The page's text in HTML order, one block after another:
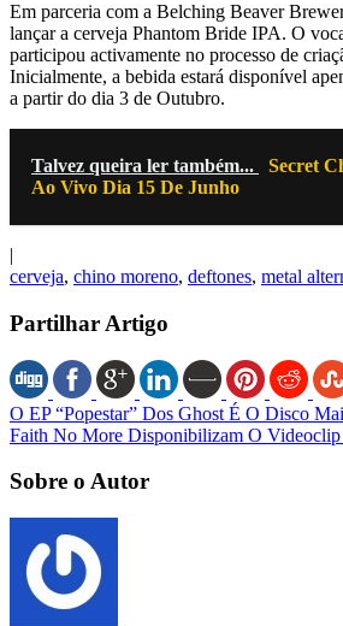
Em parceria com a Belching Beaver
lançar a cerveja Phantom Bride IPA. O
participou activamente no processo de
Inicialmente, a bebida estará disponível
a partir do dia 3 de Outubro.
Talvez queira ler também...
Secret
Ao Vivo Dia 15 De Junho
|
cerveja, chino moreno, deftones, metal
Partilhar Artigo
O EP “Popestar” Dos Ghost É O Disco
Faith No More Disponibilizam O Videoclip
Sobre o Autor